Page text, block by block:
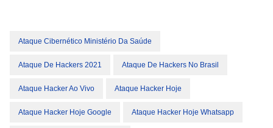
Ataque Cibernético Ministério Da Saúde
Ataque De Hackers 2021 Ataque De Hackers No Brasil
Ataque Hacker Ao Vivo Ataque Hacker Hoje
Ataque Hacker Hoje Google Ataque Hacker Hoje Whatsapp